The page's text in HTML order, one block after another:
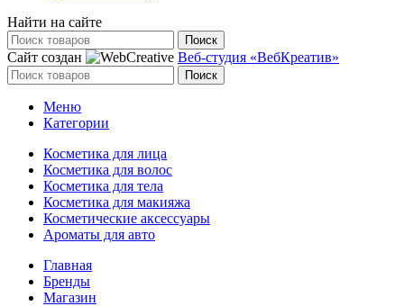
Найти на сайте
Поиск
Сайт создан Веб-студия «ВебКреатив»
Поиск
Меню
Категории
Косметика для лица
Косметика для волос
Косметика для тела
Косметика для макияжа
Косметические аксессуары
Ароматы для авто
Главная
Бренды
Магазин